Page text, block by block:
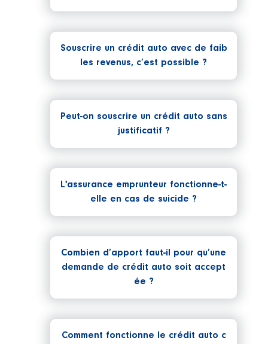
Souscrire un crédit auto avec de faib
les revenus, c’est possible ?
Peut-on souscrire un crédit auto sans
justificatif ?
L'assurance emprunteur fonctionne-t-
elle en cas de suicide ?
Combien d’apport faut-il pour qu’une
demande de crédit auto soit accept
ée ?
Comment fonctionne le crédit auto c